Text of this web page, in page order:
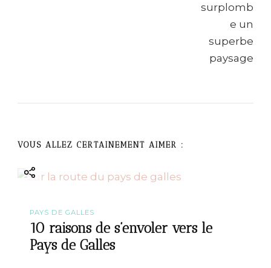
i
n
VOUS ALLEZ CERTAINEMENT AIMER :
PAYS DE GALLES
10 raisons de s’envoler vers le
Pays de Galles